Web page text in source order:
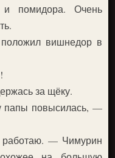
помидора. Очень
вишнедор в
за щёку.
папы повысилась, —
— Чимурин